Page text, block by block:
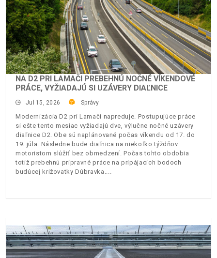
NA D2 PRI LAMAČI PREBEHNÚ NOČNÉ VÍKENDOVÉ
PRÁCE, VYŽIADAJÚ SI UZÁVERY DIAĽNICE
Jul 15, 2026 Správy
Modernizácia D2 pri Lamači napreduje. Postupujúce práce
si ešte tento mesiac vyžiadajú dve, výlučne nočné uzávery
diaľnice D2. Obe sú naplánované počas víkendu od 17. do
19. júla. Následne bude diaľnica na niekoľko týždňov
motoristom slúžiť bez obmedzení. Počas tohto obdobia
totiž prebehnú prípravné práce na pripájacích bodoch
budúcej križovatky Dúbravka.